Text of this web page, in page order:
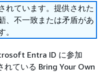
れています。提供された
、不一致または矛盾があ
Entra ID に参加
ている Bring Your Own